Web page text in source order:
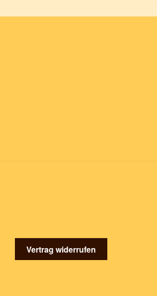
Vertrag widerrufen